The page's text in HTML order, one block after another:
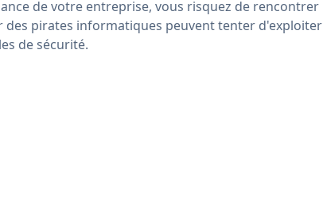
de votre entreprise, vous risquez de rencontrer
des pirates informatiques peuvent tenter d'exploiter
de sécurité.